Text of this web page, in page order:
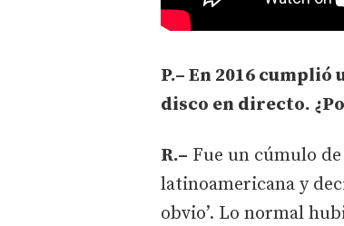
P.– En 2016
disco en directo.
R.– Fue un cúmulo
latinoamericana y
obvio’. Lo normal